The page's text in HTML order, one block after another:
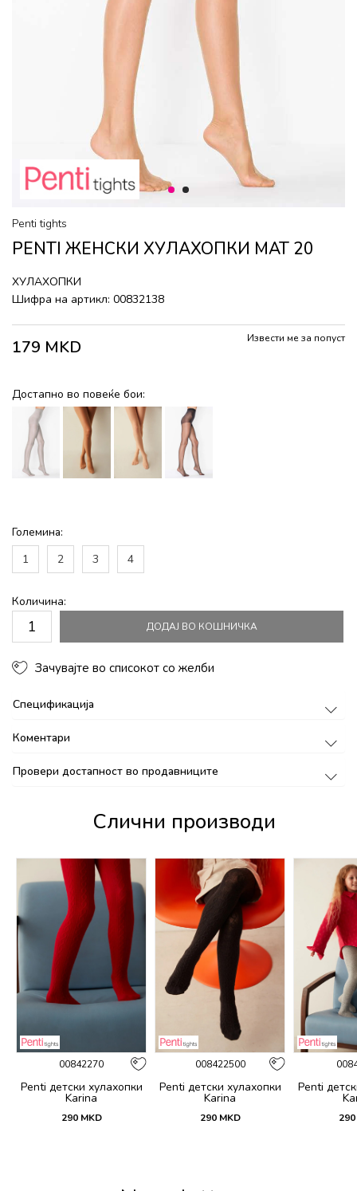
1 2
Penti tights
PENTI ЖЕНСКИ ХУЛАХОПКИ MAT 20
ХУЛАХОПКИ
Шифра на артикл: 00832138
179 MKD Извести ме за попуст
Достапно во повеќе бои:
Големина:
1
2 3 4
Количина:
ДОДАЈ ВО КОШНИЧКА
Зачувајте во списокот со желби
Спецификација
Коментари
Провери достапност во продавниците
Слични производи
00842270
Penti детски хулахопки
Karina
290 MKD
008422500
Penti детски хулахопки
Karina
290 MKD
Penti
290